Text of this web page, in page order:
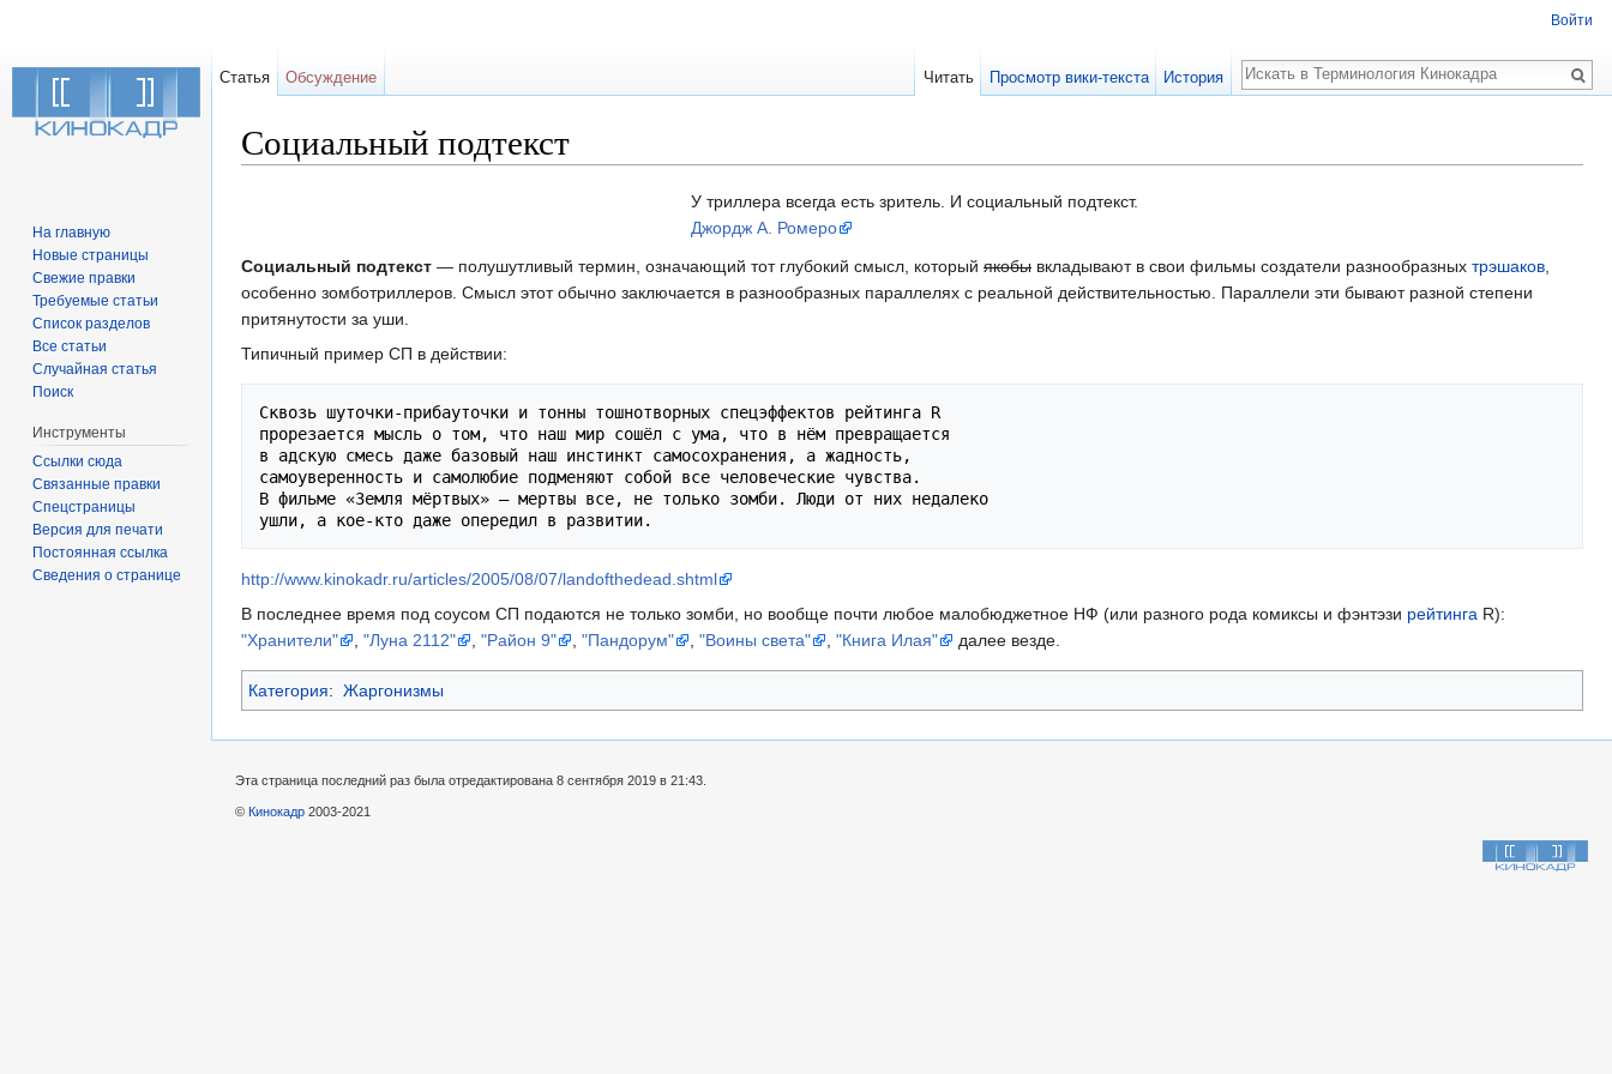
Социальный подтекст
У триллера всегда есть зритель. И социальный подтекст.
Джордж А. Ромеро
Социальный подтекст — полушутливый термин, означающий тот глубокий смысл, который якобы вкладывают в свои фильмы создатели разнообразных трэшаков,
особенно зомботриллеров. Смысл этот обычно заключается в разнообразных параллелях с реальной действительностью. Параллели эти бывают разной степени
притянутости за уши.
Типичный пример СП в действии:
Сквозь шуточки-прибауточки и тонны тошнотворных спецэффектов рейтинга R
прорезается мысль о том, что наш мир сошёл с ума, что в нём превращается
в адскую смесь даже базовый наш инстинкт самосохранения, а жадность,
самоуверенность и самолюбие подменяют собой все человеческие чувства.
В фильме «Земля мёртвых» — мертвы все, не только зомби. Люди от них недалеко
http://www.kinokadr.ru/articles/2005/08/07/landofthedead.shtml
В последнее время под соусом СП подаются не только зомби, но вообще почти любое малобюджетное НФ (или разного рода комиксы и фэнтэзи рейтинга R):
"Хранители"
, "Луна 2112" , "Район 9" , "Пандорум" , "Воины света" , "Книга Илая" далее везде.
Категория: Жаргонизмы
Войти
Статья Обсуждение Читать Просмотр вики-текста История
Поиск
На главную
Новые страницы
Свежие правки
Требуемые статьи
Список разделов
Все статьи
Случайная статья
Поиск
Инструменты
Ссылки сюда
Связанные правки
Спецстраницы
Версия для печати
Постоянная ссылка
Сведения о странице
Эта страница последний раз была отредактирована 8 сентября 2019 в 21:43.
© Кинокадр 2003-2021